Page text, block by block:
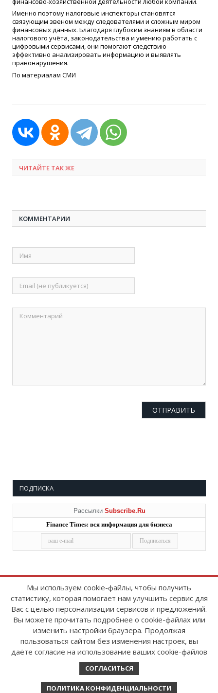
Именно поэтому налоговые инспекторы становятся
связующим звеном между следователями и сложным миром
финансовых данных. Благодаря глубоким знаниям в области
налогового учёта, законодательства и умению работать с
цифровыми сервисами, они помогают следствию
эффективно анализировать информацию и выявлять
правонарушения.
По материалам СМИ
ЧИТАЙТЕ ТАК ЖЕ
КОММЕНТАРИИ
ПОДПИСКА
Рассылки Subscribe.Ru
Finance Times: вся информация для бизнеса
Copyright © 2008-2026FinanceTimes
Зарегистрировано в Роскомнадзоре
Свидетельство о регистрации СМИ:
серия Эл № ФС77-86300 от 10 ноября 2023 г
Мы используем cookie-файлы, чтобы получить
статистику, которая помогает нам улучшить сервис для
Вас с целью персонализации сервисов и предложений.
Вы можете прочитать подробнее о cookie-файлах или
изменить настройки браузера. Продолжая
пользоваться сайтом без изменения настроек, вы
даёте согласие на использование ваших cookie-файлов
СОГЛАСИТЬСЯ
ПОЛИТИКА КОНФИДЕНЦИАЛЬНОСТИ